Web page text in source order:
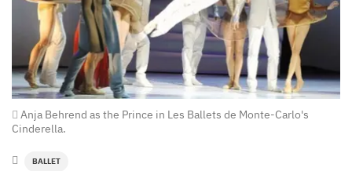
Anja Behrend as the Prince in Les Ballets de Monte-Carlo's
Cinderella.
BALLET